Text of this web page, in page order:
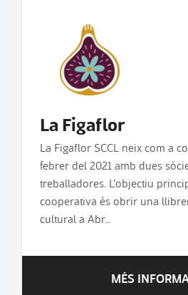
La Figaflor
La Figaflor SCCL neix com a
febrer del 2021 amb dues
treballadores. L'objectiu
cooperativa és obrir una
cultural a Abr…
MÉS